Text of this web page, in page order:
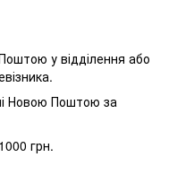
у відділення або
Новою Поштою за
грн.